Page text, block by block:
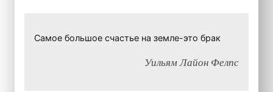
Самое большое счастье на земле-это брак
Уильям Лайон Фелпс